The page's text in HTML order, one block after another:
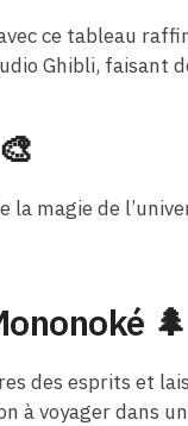
ce tableau
Ghibli,
magie de
🌲
des esprits et
à voyager dans